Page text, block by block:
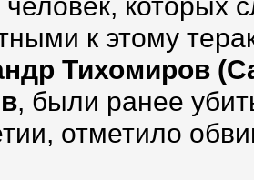
к этому
Тихомиров
, были ранее
отметило